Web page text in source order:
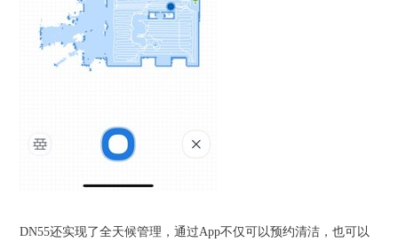
DN55还实现了全天候管理，通过App不仅可以预约清洁，也可以